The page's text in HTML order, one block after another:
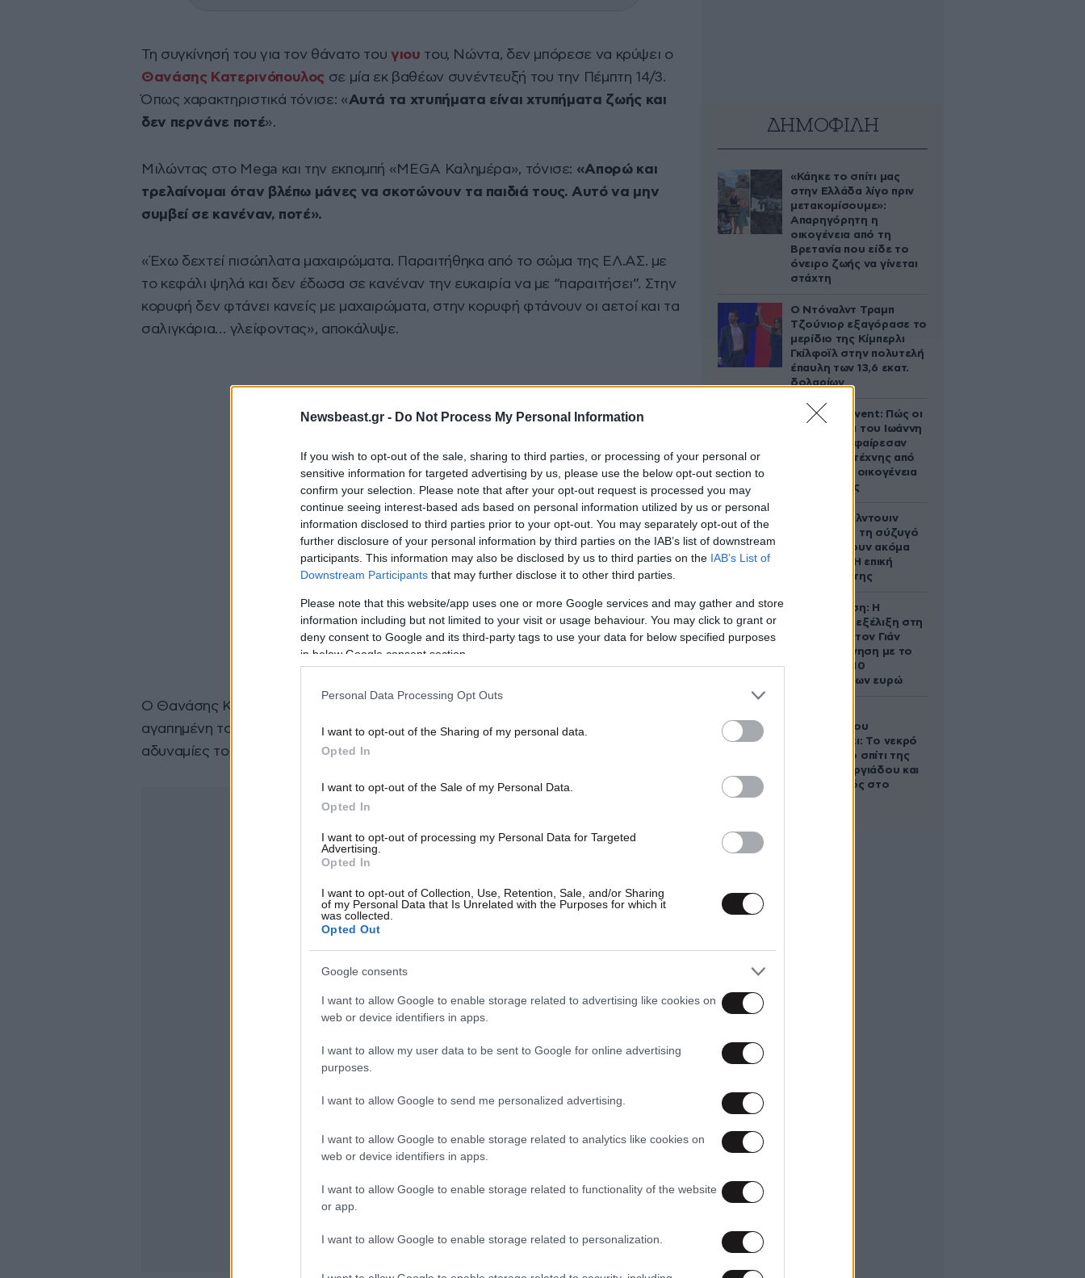
Newsbeast.gr - Do Not Process My Personal Information
If you wish to opt-out of the sale, sharing to third parties, or processing of your personal or
sensitive information for targeted advertising by us, please use the below opt-out section to
confirm your selection. Please note that after your opt-out request is processed you may
continue seeing interest-based ads based on personal information utilized by us or personal
information disclosed to third parties prior to your opt-out. You may separately opt-out of the
further disclosure of your personal information by third parties on the IAB’s list of downstream
participants. This information may also be disclosed by us to third parties on the IAB’s List of
Downstream Participants that may further disclose it to other third parties.
Please note that this website/app uses one or more Google services and may gather and store
information including but not limited to your visit or usage behaviour. You may click to grant or
deny consent to Google and its third-party tags to use your data for below specified purposes
in below Google consent section.
Personal Data Processing Opt Outs
I want to opt-out of the Sharing of my personal data.
Opted In
I want to opt-out of the Sale of my Personal Data.
Opted In
I want to opt-out of processing my Personal Data for Targeted
Advertising.
Opted In
I want to opt-out of Collection, Use, Retention, Sale, and/or Sharing
of my Personal Data that Is Unrelated with the Purposes for which it
was collected.
Opted Out
Google consents
I want to allow Google to enable storage related to advertising like cookies on
web or device identifiers in apps.
I want to allow my user data to be sent to Google for online advertising
purposes.
I want to allow Google to send me personalized advertising.
I want to allow Google to enable storage related to analytics like cookies on
web or device identifiers in apps.
I want to allow Google to enable storage related to functionality of the website
or app.
I want to allow Google to enable storage related to personalization.
Τη συγκίνησή του για τον θάνατο τουγιου του, Νώντα, δεν μπόρεσε να κρύψει ο
Θανάσης Κατερινόπουλος σε μία εκ βαθέων συνέντευξή του την Πέμπτη 14/3.
Όπως χαρακτηριστικά τόνισε: «Αυτά τα χτυπήματα είναι χτυπήματα ζωής και
δεν περνάνε ποτέ».
Μιλώντας στο Mega και την εκπομπή «MEGA Καλημέρα», τόνισε: «Απορώ και
τρελαίνομαι όταν βλέπω μάνες να σκοτώνουν τα παιδιά τους. Αυτό να μην
συμβεί σε κανέναν, ποτέ».
«Έχω δεχτεί πισώπλατα μαχαιρώματα. Παραιτήθηκα από το σώμα της ΕΛ.ΑΣ. με
το κεφάλι ψηλά και δεν έδωσα σε κανέναν την ευκαιρία να με “παραιτήσει”. Στην
κορυφή δεν φτάνει κανείς με μαχαιρώματα, στην κορυφή φτάνουν οι αετοί και τα
σαλιγκάρια… γλείφοντας», αποκάλυψε.
Ο Θανάσης Κατερινόπουλος στη συνέντευξή του είχε στο πλάι του την
αγαπημένη του, Ράνια Σολιδάκη, και μίλησαν για τα 12 χρόνια κοινής ζωής, τις
αδυναμίες τους και όλα όσα κάνουν ξεχωριστή τη σχέση τους.
ΔΗΜΟΦΙΛΗ
«Κάηκε το σπίτι μας
στην Ελλάδα λίγο πριν
μετακομίσουμε»:
Απαρηγόρητη η
οικογένεια από τη
Βρετανία που είδε το
όνειρο ζωής να γίνεται
στάχτη
Ο Ντόναλντ Τραμπ
Τζούνιορ εξαγόρασε το
μερίδιο της Κίμπερλι
Γκίλφοϊλ στην πολυτελή
έπαυλη των 13,6 εκατ.
δολαρίων
Παλάτι Marivent: Πώς οι
κληρονόμοι του Ιωάννη
Σαριδάκη αφαίρεσαν
1.300 έργα τέχνης από
τη βασιλική οικογένεια
της Ισπανίας
Ο Άλεκ Μπάλντουιν
ζήτησε από τη σύζυγό
του να κάνουν ακόμα
ένα παιδί – Η επική
αντίδρασή της
Αθηνά Ωνάση: Η
απρόσμενη εξέλιξη στη
διαμάχη με τον Γιάν
Τοπς – Η κίνηση με το
άλογο των 10
εκατομμυρίων ευρώ
Τζώρτζογλου
αποκαλύπτει: Το νεκρό
έμβρυο στο σπίτι της
Μαρίας Γεωργιάδου και
ο εγκλεισμός στο